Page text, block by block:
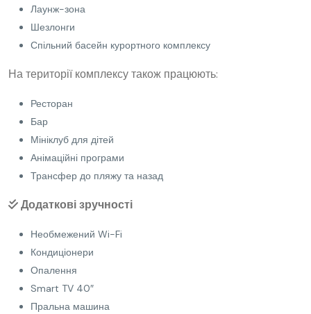
Лаунж-зона
Шезлонги
Спільний басейн курортного комплексу
На території комплексу також працюють:
Ресторан
Бар
Мініклуб для дітей
Анімаційні програми
Трансфер до пляжу та назад
Додаткові зручності
Необмежений Wi-Fi
Кондиціонери
Опалення
Smart TV 40″
Пральна машина